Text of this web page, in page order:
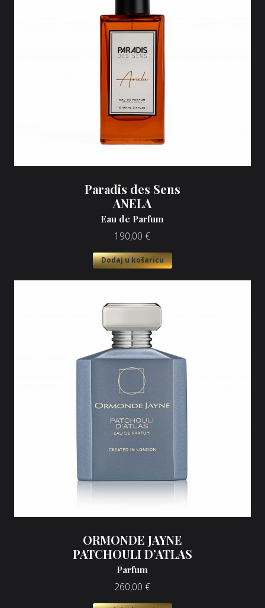
Paradis des Sens
ANELA
Eau de Parfum
190,00 €
Dodaj u košaricu
ORMONDE JAYNE
PATCHOULI D’ATLAS
Parfum
260,00 €